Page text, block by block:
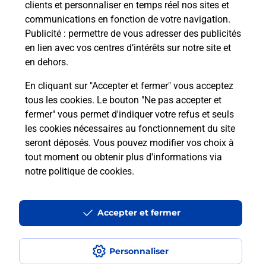
clients et personnaliser en temps réel nos sites et
communications en fonction de votre navigation.
Publicité : permettre de vous adresser des publicités
en lien avec vos centres d’intérêts sur notre site et
en dehors.
En cliquant sur "Accepter et fermer" vous acceptez
tous les cookies. Le bouton "Ne pas accepter et
fermer" vous permet d'indiquer votre refus et seuls
les cookies nécessaires au fonctionnement du site
seront déposés. Vous pouvez modifier vos choix à
tout moment ou obtenir plus d'informations via
notre politique de cookies.
Personnaliser
Accepter et fermer
En savoir plus
Loire-Atlantique
Accessibilité : partiellement conforme
Conditions contractuelles